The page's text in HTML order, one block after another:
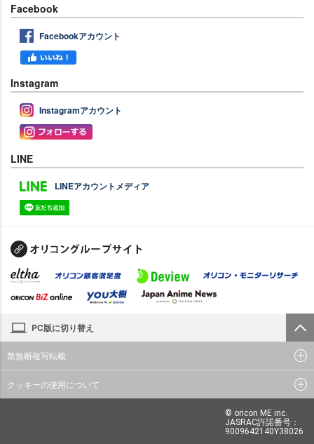
Facebook
Facebookアカウント
Instagram
Instagramアカウント
LINE
LINEアカウントメディア
PC版に切り替え
禁無断複写転載
クッキーの使用について
© oricon ME inc.
JASRAC許諾番号：
9009642140Y38026